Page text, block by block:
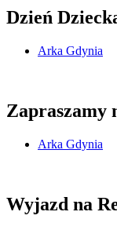
Dzień
Arka Gdynia
Zapraszamy
Arka Gdynia
Wyjazd na